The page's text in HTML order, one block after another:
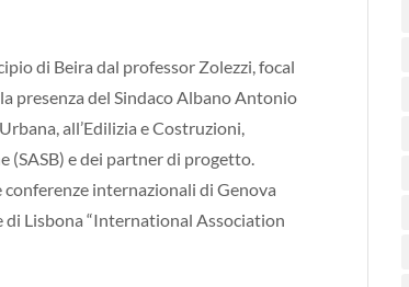
di Beira dal professor Zolezzi, focal
presenza del Sindaco Albano Antonio
all’Edilizia e Costruzioni,
(SASB) e dei partner di progetto.
internazionali di Genova
di Lisbona “International Association